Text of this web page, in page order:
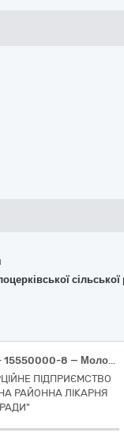
Сметана (ДК 021:2015 - 15550000-8 — Молочні продукти різні)
ПІДПРИЄМСТВО
РАЙОННА ЛІКАРНЯ